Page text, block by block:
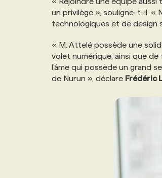
NOS TARIFS
PROGRAMMES DE SUBVENTIONS
ANNONCEZ AVEC NOUS
un privilège », souligne-t-il. «
technologiques et de design
« M. Attelé possède une
volet numérique, ainsi que
l’âme qui possède un grand
de Nurun », déclare Frédéric